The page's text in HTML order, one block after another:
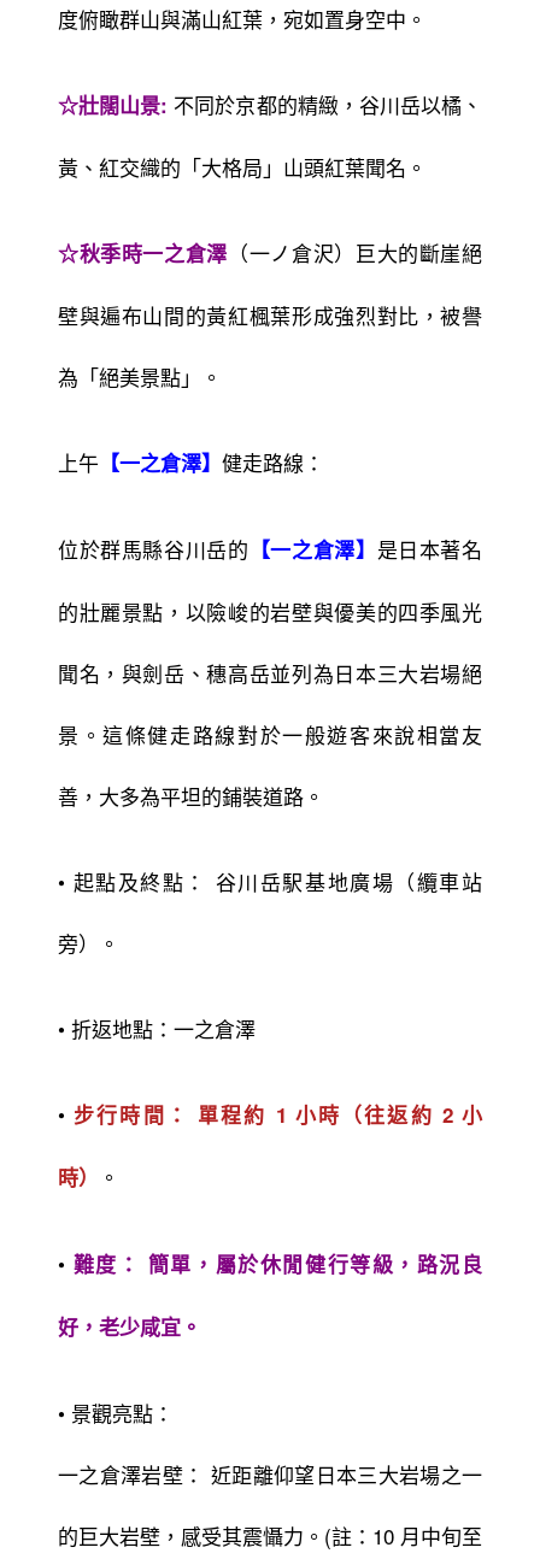
度俯瞰群山與滿山紅葉，宛如置身空中。
☆壯闊山景: 不同於京都的精緻，谷川岳以橘、
黃、紅交織的「大格局」山頭紅葉聞名。
☆秋季時一之倉澤 （一ノ倉沢）巨大的斷崖絕
壁與遍布山間的黃紅楓葉形成強烈對比，被譽
為「絕美景點」。
上午 【一之倉澤】 健走路線：
位於群馬縣谷川岳的 【一之倉澤】 是日本著名
的壯麗景點，以險峻的岩壁與優美的四季風光
聞名，與劍岳、穗高岳並列為日本三大岩場絕
景。這條健走路線對於一般遊客來說相當友
善，大多為平坦的鋪裝道路。
• 起點及終點： 谷川岳駅基地廣場（纜車站
旁）。
• 折返地點：一之倉澤
• 步行時間： 單程約 1 小時（往返約 2 小
時） 。
• 難度： 簡單，屬於休閒健行等級，路況良
好，老少咸宜。
• 景觀亮點：
一之倉澤岩壁： 近距離仰望日本三大岩場之一
的巨大岩壁，感受其震懾力。(註：10 月中旬至